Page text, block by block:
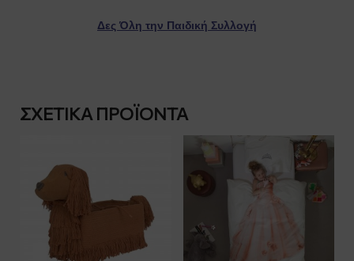
Δες Όλη την Παιδική Συλλογή
ΣΧΕΤΙΚΆ ΠΡΟΪΌΝΤΑ